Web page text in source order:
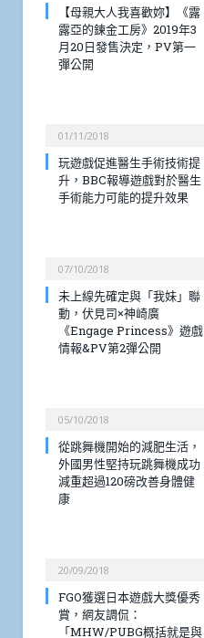
【母親大人我喜歡妳】《露
露亞的鍊金工房》2019年3
月20日發售決定，PV第一
彈公開
01/11/2018
玩遊戲促進醫生手術技術提
升，BBC報導遊戲對於醫生
手術能力可能的提升效果
07/10/2018
未上線先確定與「我妹」聯
動，伏見司×神崎廣
《Engage Princess》遊戲
情報&PV第2彈公開
05/10/2018
從跳舞機開始的減肥生活，
外國男性堅持玩跳舞機成功
減重超過120磅改善身體健
康
20/09/2018
FGO獲選日本遊戲大獎優秀
賞，網友調侃：
「MHW/PUBG概括就是與